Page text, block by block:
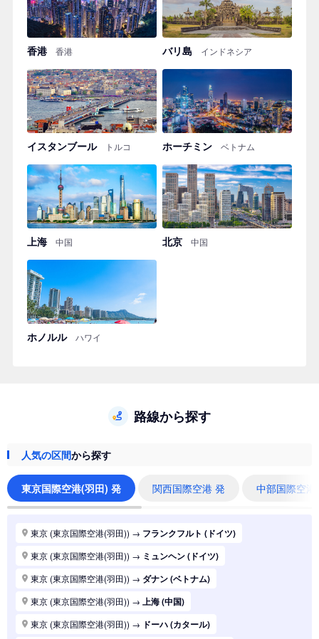
香港 香港 バリ島 インドネシア
イスタンブール トルコ ホーチミン ベトナム
上海 中国 北京 中国
ホノルル ハワイ
路線から探す
人気の区間から探す
東京国際空港(羽田) 発 関西国際空港 発 中部国際空
東京 (東京国際空港(羽田)) → フランクフルト (ドイツ)
東京 (東京国際空港(羽田)) → ミュンヘン (ドイツ)
東京 (東京国際空港(羽田)) → ダナン (ベトナム)
東京 (東京国際空港(羽田)) → 上海 (中国)
東京 (東京国際空港(羽田)) → ドーハ (カタール)